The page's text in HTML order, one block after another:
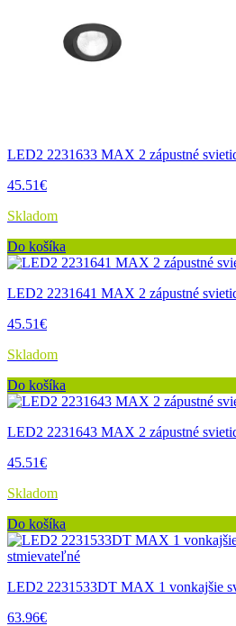
LED2 2231633 MAX 2 zápustné
45.51€
Skladom
Do košíka
LED2 2231641 MAX 2 zápustné
45.51€
Skladom
Do košíka
LED2 2231643 MAX 2 zápustné
45.51€
Skladom
Do košíka
LED2 2231533DT MAX 1 vonkajšie
63.96€